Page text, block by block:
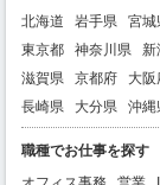
北海道
岩手県 宮城
東京都
神奈川県 新
滋賀県
京都府 大阪
長崎県
大分県 沖縄
職種でお仕事を探す